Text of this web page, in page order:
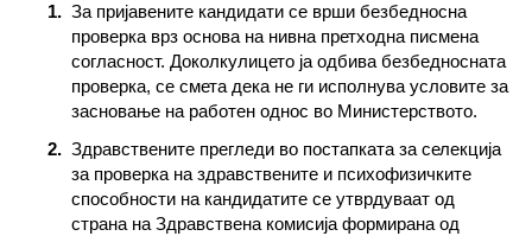
За пријавените кандидати се врши безбедносна
проверка врз основа на нивна претходна писмена
согласност. Доколкулицето ја одбива безбедносната
проверка, се смета дека не ги исполнува условите за
засновање на работен однос во Министерството.
Здравствените прегледи во постапката за селекција
за проверка на здравствените и психофизичките
способности на кандидатите се утврдуваат од
страна на Здравствена комисија формирана од